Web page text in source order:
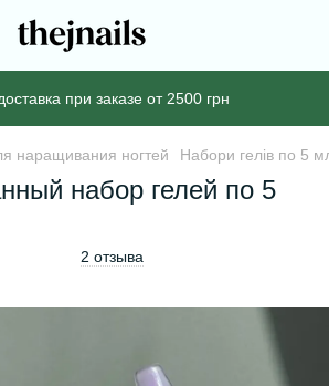
при заказе от 2500 грн
наращивания ногтей Набори гелів по 5
набор гелей по 5
2 отзыва